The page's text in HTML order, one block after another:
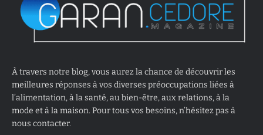
À travers notre blog, vous aurez la chance de découvrir les
meilleures réponses à vos diverses préoccupations liées à
l’alimentation, à la santé, au bien-être, aux relations, à la
mode et à la maison. Pour tous vos besoins, n’hésitez pas à
nous contacter.